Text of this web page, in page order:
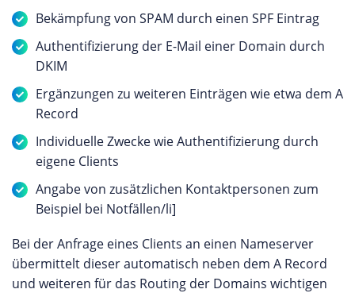
Bekämpfung von SPAM durch einen SPF Eintrag
Authentifizierung der E-Mail einer Domain durch
DKIM
Ergänzungen zu weiteren Einträgen wie etwa dem A
Record
Individuelle Zwecke wie Authentifizierung durch
eigene Clients
Angabe von zusätzlichen Kontaktpersonen zum
Beispiel bei Notfällen/li]
Bei der Anfrage eines Clients an einen Nameserver
übermittelt dieser automatisch neben dem A Record
und weiteren für das Routing der Domains wichtigen